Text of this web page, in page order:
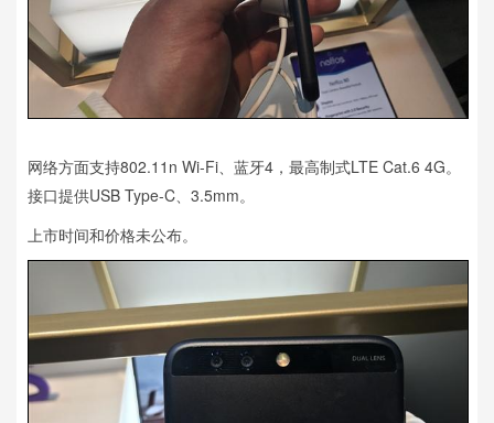
网络方面支持802.11n Wi-Fi、蓝牙4，最高制式LTE Cat.6 4G。
接口提供USB Type-C、3.5mm。
上市时间和价格未公布。